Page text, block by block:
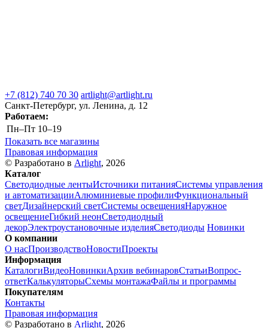
+7 (812) 740 70 30 artlight@artlight.ru
Санкт-Петербург, ул. Ленина, д. 12
Работаем:
Пн–Пт 10–19
Показать все магазины
Правовая информация
© Разработано в Arlight, 2026
Каталог
Светодиодные лентыИсточники питанияСистемы управления
и автоматизацииАлюминиевые профилиФункциональный
светДизайнерский светСистемы освещенияНаружное
освещениеГибкий неонСветодиодный
декорЭлектроустановочные изделияСветодиоды Новинки
О компании
О насПроизводствоНовостиПроекты
Информация
КаталогиВидеоНовинкиАрхив вебинаровСтатьиВопрос-
ответКалькуляторыСхемы монтажаФайлы и программы
Покупателям
Контакты
Правовая информация
© Разработано в Arlight, 2026